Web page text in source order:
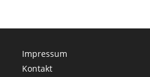
Impressum
Kontakt